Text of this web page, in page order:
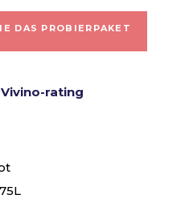
DAS PROBIERPAKET
rating